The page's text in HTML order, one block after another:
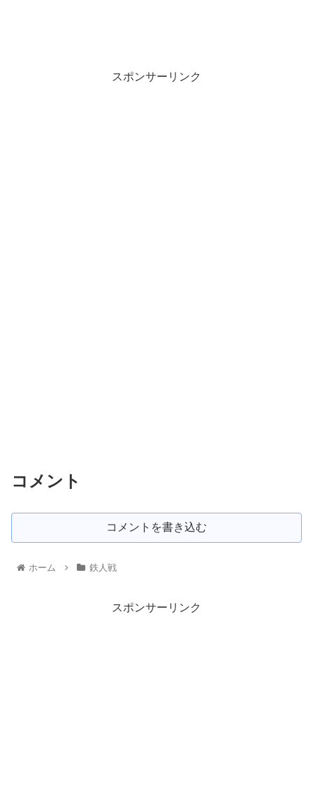
スポンサーリンク
コメント
コメントを書き込む
ホーム 鉄人戦
スポンサーリンク